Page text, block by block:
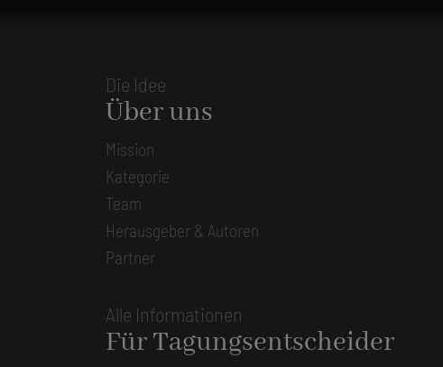
Die Idee
Über uns
Mission
Kategorie
Team
Herausgeber & Autoren
Partner
Alle Informationen
Für Tagungsentscheider